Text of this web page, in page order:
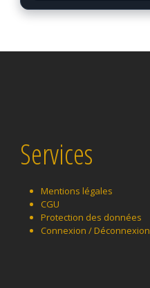
Services
Mentions légales
CGU
Protection des données
Connexion / Déconnexion